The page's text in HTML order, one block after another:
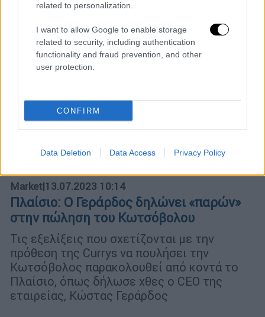
related to personalization.
I want to allow Google to enable storage
related to security, including authentication
functionality and fraud prevention, and other
user protection.
CONFIRM
Data Deletion Data Access Privacy Policy
Market|13.07.2023 10:14
Πλαίσιο: Ο Γεράρδος δηλώνει «παρών»
στην πώληση του Κωτσόβολου
Τις εξελίξεις που σχετίζονται με την
πρόθεση της Currys να πουλήσει την
Κωτσόβολος παρακολουθεί από κοντά το
Πλαίσιο, όπως δήλωσε χθες ο CEO της
εταιρείας, Κώστας Γεράρδος